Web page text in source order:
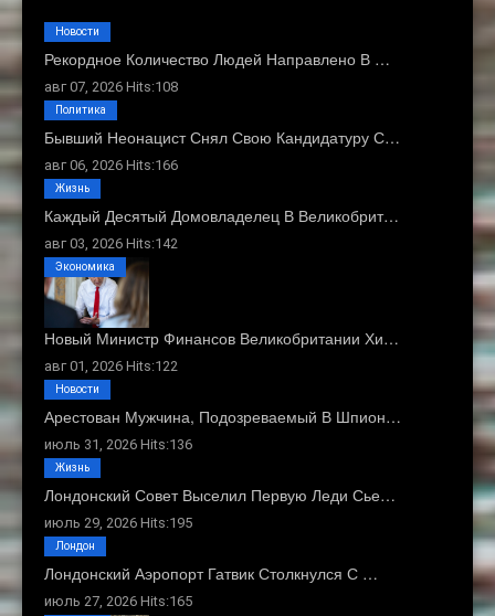
Рекордное Количество Людей Направлено В …
авг 07, 2026 Hits:108
Новости
Бывший Неонацист Снял Свою Кандидатуру С…
авг 06, 2026 Hits:166
Политика
Каждый Десятый Домовладелец В Великобрит…
авг 03, 2026 Hits:142
Жизнь
Новый Министр Финансов Великобритании Хи…
авг 01, 2026 Hits:122
Экономика
Арестован Мужчина, Подозреваемый В Шпион…
июль 31, 2026 Hits:136
Новости
Лондонский Совет Выселил Первую Леди Сье…
июль 29, 2026 Hits:195
Жизнь
Лондонский Аэропорт Гатвик Столкнулся С …
июль 27, 2026 Hits:165
Лондон